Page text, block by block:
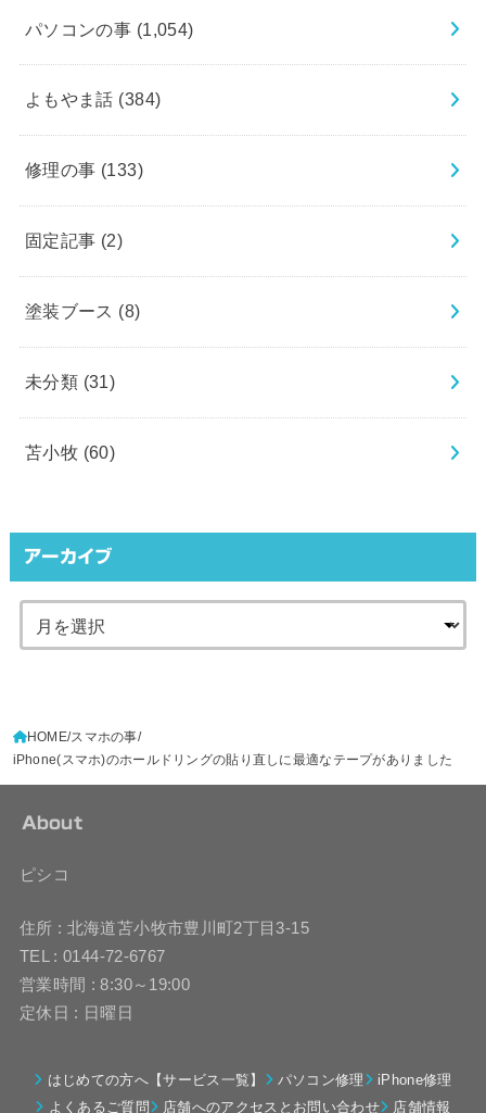
パソコンの事 (1,054)
よもやま話 (384)
修理の事 (133)
固定記事 (2)
塗装ブース (8)
未分類 (31)
苫小牧 (60)
アーカイブ
HOME スマホの事
iPhone(スマホ)のホールドリングの貼り直しに最適なテープがありました
About
ピシコ
住所 : 北海道苫小牧市豊川町2丁目3-15
TEL : 0144-72-6767
営業時間 : 8:30～19:00
定休日 : 日曜日
はじめての方へ【サービス一覧】 パソコン修理
iPhone修理
よくあるご質問
店舗へのアクセスとお問い合わせ 店舗情報